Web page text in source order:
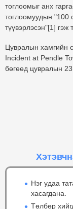
тоглоомыг анх
тоглоомуудын "100
түүвэрлэсэн"[1] гэж
Цувралын хамгийн
Incident at Pendle
бөгөөд цувралын
Нэг удаа
хасагдана.
Төлбөр